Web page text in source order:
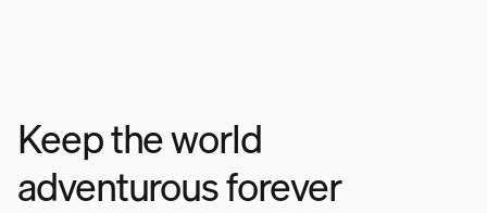
Keep the world
adventurous forever